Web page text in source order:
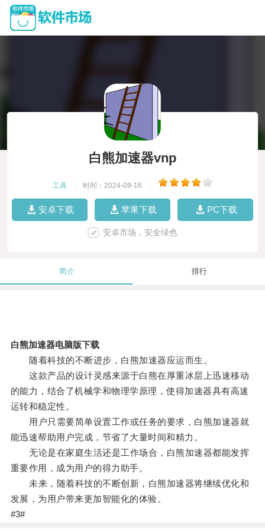
白熊加速器vnp
工具 时间：2024-09-16
安卓下载 苹果下载 PC下载
安卓市场，安全绿色
简介 排行
白熊加速器电脑版下载
随着科技的不断进步，白熊加速器应运而生。
这款产品的设计灵感来源于白熊在厚重冰层上迅速移动
的能力，结合了机械学和物理学原理，使得加速器具有高速
运转和稳定性。
用户只需要简单设置工作或任务的要求，白熊加速器就
能迅速帮助用户完成，节省了大量时间和精力。
无论是在家庭生活还是工作场合，白熊加速器都能发挥
重要作用，成为用户的得力助手。
未来，随着科技的不断创新，白熊加速器将继续优化和
发展，为用户带来更加智能化的体验。
#3#